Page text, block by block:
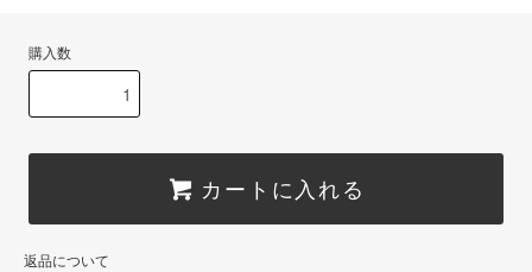
購入数
カートに入れる
返品について